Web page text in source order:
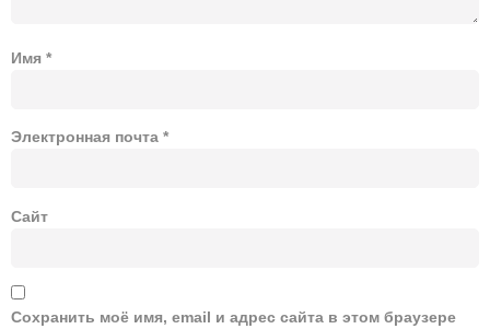
Имя *
Электронная почта *
Сайт
Сохранить моё имя, email и адрес сайта в этом браузере